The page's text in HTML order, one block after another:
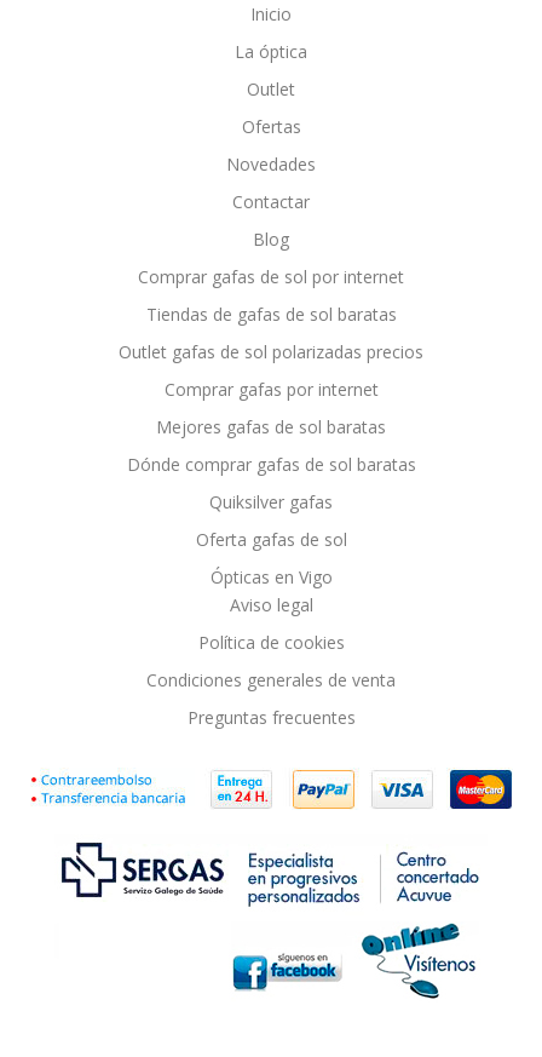
Inicio
La óptica
Outlet
Ofertas
Novedades
Contactar
Blog
Comprar gafas de sol por internet
Tiendas de gafas de sol baratas
Outlet gafas de sol polarizadas precios
Comprar gafas por internet
Mejores gafas de sol baratas
Dónde comprar gafas de sol baratas
Quiksilver gafas
Oferta gafas de sol
Ópticas en Vigo
Aviso legal
Política de cookies
Condiciones generales de venta
Preguntas frecuentes